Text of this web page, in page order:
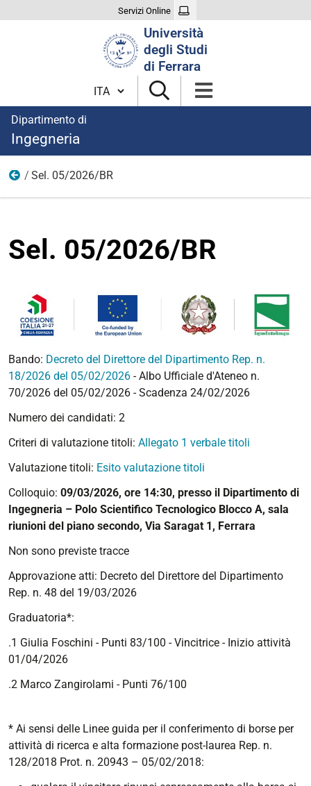
Servizi Online
Università
degli Studi
di Ferrara
Cambia lingua
Dipartimento di
Ingegneria
2026
Sel. 05/2026/BR
Sel. 05/2026/BR
Bando: Decreto del Direttore del Dipartimento Rep. n.
18/2026 del 05/02/2026 - Albo Ufficiale d'Ateneo n.
70/2026 del 05/02/2026 - Scadenza 24/02/2026
Numero dei candidati: 2
Criteri di valutazione titoli: Allegato 1 verbale titoli
Valutazione titoli: Esito valutazione titoli
Colloquio: 09/03/2026, ore 14:30, presso il Dipartimento di
Ingegneria – Polo Scientifico Tecnologico Blocco A, sala
riunioni del piano secondo, Via Saragat 1, Ferrara
Non sono previste tracce
Approvazione atti: Decreto del Direttore del Dipartimento
Rep. n. 48 del 19/03/2026
Graduatoria*:
.1 Giulia Foschini - Punti 83/100 - Vincitrice - Inizio attività
01/04/2026
.2 Marco Zangirolami - Punti 76/100
* Ai sensi delle Linee guida per il conferimento di borse per
attività di ricerca e alta formazione post-laurea Rep. n.
128/2018 Prot. n. 20943 – 05/02/2018: